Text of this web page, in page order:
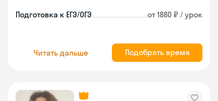
Подготовка к ЕГЭ/ОГЭ от 1880 ₽ / урок
Читать дальше Подобрать время